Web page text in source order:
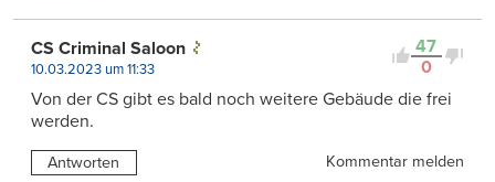
47
0
CS Criminal Saloon
10.03.2023 um 11:33
Von der CS gibt es bald noch weitere Gebäude die frei
werden.
Antworten Kommentar melden